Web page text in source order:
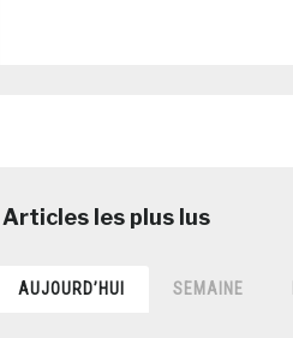
AUJOURD’HUI SEMAINE